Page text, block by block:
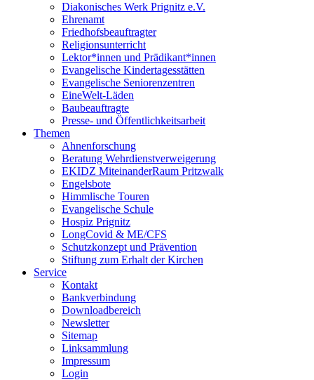
Diakonisches Werk Prignitz e.V.
Ehrenamt
Friedhofsbeauftragter
Religionsunterricht
Lektor*innen und Prädikant*innen
Evangelische Kindertagesstätten
Evangelische Seniorenzentren
EineWelt-Läden
Baubeauftragte
Presse- und Öffentlichkeitsarbeit
Themen
Ahnenforschung
Beratung Wehrdienstverweigerung
EKIDZ MiteinanderRaum Pritzwalk
Engelsbote
Himmlische Touren
Evangelische Schule
Hospiz Prignitz
LongCovid & ME/CFS
Schutzkonzept und Prävention
Stiftung zum Erhalt der Kirchen
Service
Kontakt
Bankverbindung
Downloadbereich
Newsletter
Sitemap
Linksammlung
Impressum
Login